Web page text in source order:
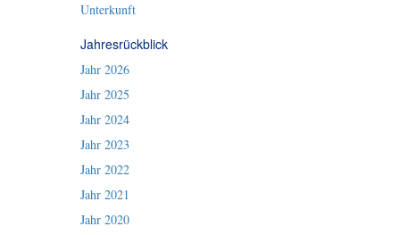
Unterkunft
Jahresrückblick
Jahr 2026
Jahr 2025
Jahr 2024
Jahr 2023
Jahr 2022
Jahr 2021
Jahr 2020